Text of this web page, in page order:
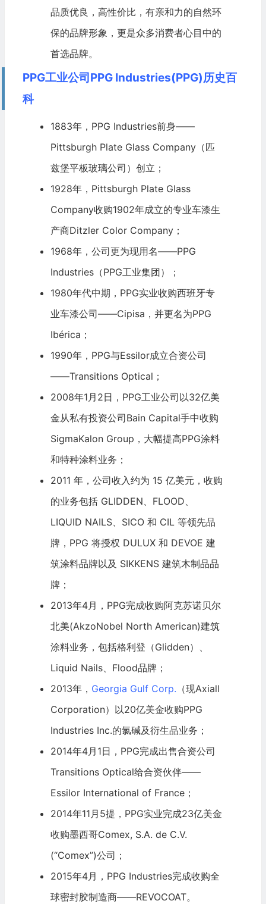
品质优良，高性价比，有亲和力的自然环
保的品牌形象，更是众多消费者心目中的
首选品牌。
PPG工业公司PPG Industries(PPG)历史百
科
1883年，PPG Industries前身——
Pittsburgh Plate Glass Company（匹
兹堡平板玻璃公司）创立；
1928年，Pittsburgh Plate Glass
Company收购1902年成立的专业车漆生
产商Ditzler Color Company；
1968年，公司更为现用名——PPG
Industries（PPG工业集团）；
1980年代中期，PPG实业收购西班牙专
业车漆公司——Cipisa，并更名为PPG
Ibérica；
1990年，PPG与Essilor成立合资公司
——Transitions Optical；
2008年1月2日，PPG工业公司以32亿美
金从私有投资公司Bain Capital手中收购
SigmaKalon Group，大幅提高PPG涂料
和特种涂料业务；
2011 年，公司收入约为 15 亿美元，收购
的业务包括 GLIDDEN、FLOOD、
LIQUID NAILS、SICO 和 CIL 等领先品
牌，PPG 将授权 DULUX 和 DEVOE 建
筑涂料品牌以及 SIKKENS 建筑木制品品
牌；
2013年4月，PPG完成收购阿克苏诺贝尔
北美(AkzoNobel North American)建筑
涂料业务，包括格利登（Glidden）、
Liquid Nails、Flood品牌；
2013年， Georgia Gulf Corp. （现Axiall
Corporation）以20亿美金收购PPG
Industries Inc.的氯碱及衍生品业务；
2014年4月1日，PPG完成出售合资公司
Transitions Optical给合资伙伴——
Essilor International of France；
2014年11月5提，PPG实业完成23亿美金
收购墨西哥Comex, S.A. de C.V.
(“Comex”)公司；
2015年4月，PPG Industries完成收购全
球密封胶制造商——REVOCOAT。